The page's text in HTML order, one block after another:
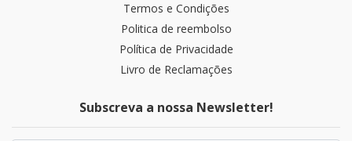
Termos e Condições
Politica de reembolso
Política de Privacidade
Livro de Reclamações
Subscreva a nossa Newsletter!